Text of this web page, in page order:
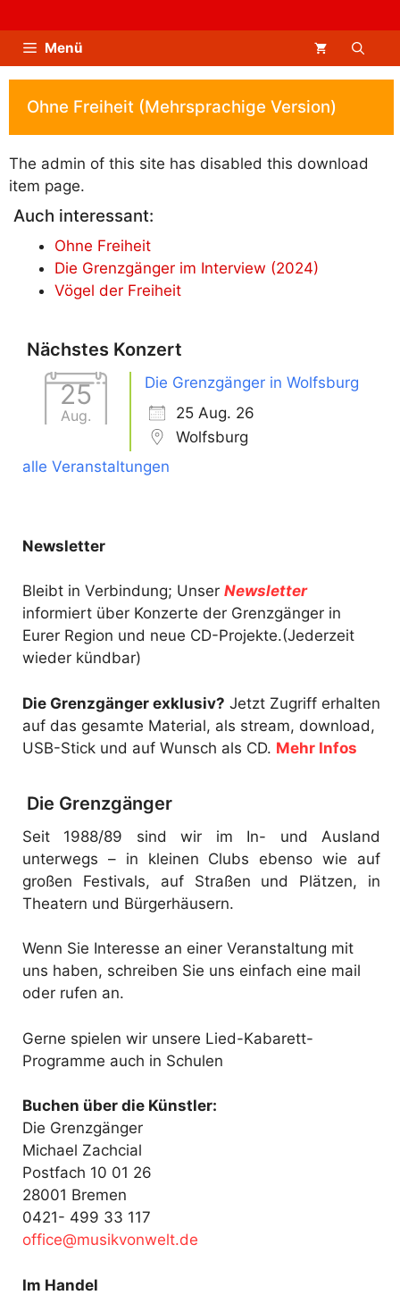
Inhalt
springenMenü
Ohne Freiheit (Mehrsprachige Version)
The admin of this site has disabled this download
item page.
Auch interessant:
Ohne Freiheit
Die Grenzgänger im Interview (2024)
Vögel der Freiheit
Nächstes Konzert
25
Aug.
Die Grenzgänger in Wolfsburg
25 Aug. 26
Wolfsburg
alle Veranstaltungen
Newsletter
Bleibt in Verbindung; Unser Newsletter
informiert über Konzerte der Grenzgänger in
Eurer Region und neue CD-Projekte.(Jederzeit
wieder kündbar)
Die Grenzgänger exklusiv? Jetzt Zugriff erhalten
auf das gesamte Material, als stream, download,
USB-Stick und auf Wunsch als CD. Mehr Infos
Die Grenzgänger
Seit 1988/89 sind wir im In- und Ausland
unterwegs – in kleinen Clubs ebenso wie auf
großen Festivals, auf Straßen und Plätzen, in
Theatern und Bürgerhäusern.
Wenn Sie Interesse an einer Veranstaltung mit
uns haben, schreiben Sie uns einfach eine mail
oder rufen an.
Gerne spielen wir unsere Lied-Kabarett-
Programme auch in Schulen
Buchen über die Künstler:
Die Grenzgänger
Michael Zachcial
Postfach 10 01 26
28001 Bremen
0421- 499 33 117
ed.tl
ewnov
kisum
@ecif
fo
Im Handel